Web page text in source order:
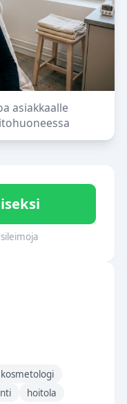
asiakkaalle
kosmetologi
hoitola